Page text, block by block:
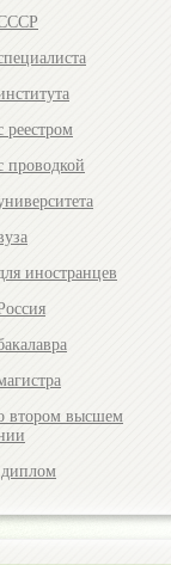
иностранцев
втором высшем